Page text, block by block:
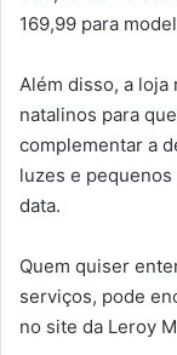
169,99 para
Além disso, a loja
natalinos para
complementar a
luzes e
data.
Quem quiser
serviços, pode
no site da Leroy